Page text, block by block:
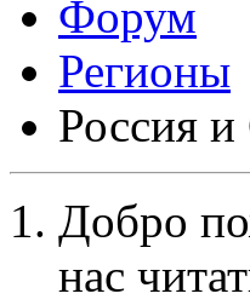
Форум
Регионы
Россия
Добро
нас